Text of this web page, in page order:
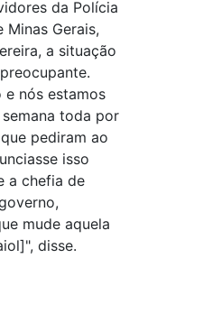
da Polícia
Gerais,
a situação
e nós estamos
toda por
pediram ao
isso
a chefia de
mude aquela
disse.